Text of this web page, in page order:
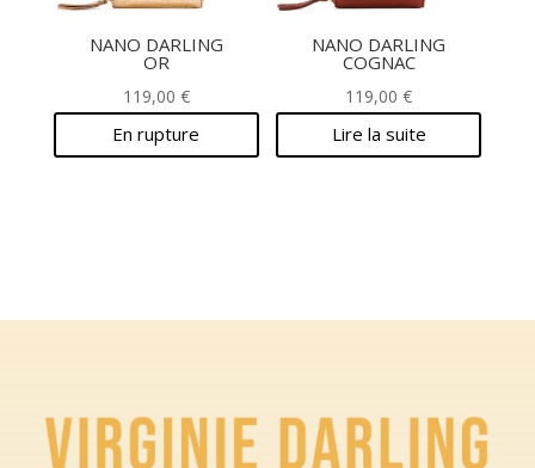
NANO DARLING
OR
119,00 €
En rupture
NANO DARLING
COGNAC
119,00€
Lire la suite